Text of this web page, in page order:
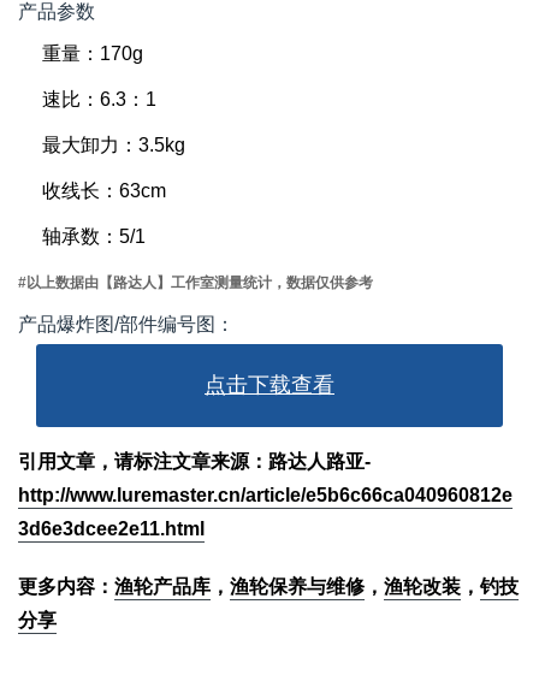
产品参数
重量：170g
速比：6.3：1
最大卸力：3.5kg
收线长：63cm
轴承数：5/1
#以上数据由【路达人】工作室测量统计，数据仅供参考
产品爆炸图/部件编号图：
点击下载查看
引用文章，请标注文章来源：路达人路亚-
http://www.luremaster.cn/article/e5b6c66ca040960812e
3d6e3dcee2e11.html
更多内容： 渔轮产品库 ， 渔轮保养与维修 ， 渔轮改装 ，钓技
分享